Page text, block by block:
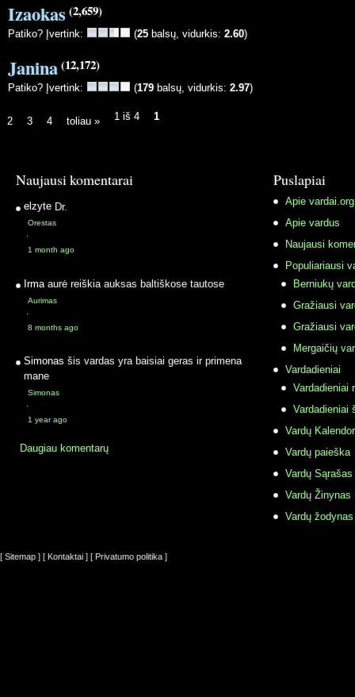
Izaokas(2,659)
Patiko? Įvertink: (25 balsų, vidurkis: 2.60)
Janina(12,172)
Patiko? Įvertink: (179 balsų, vidurkis: 2.97)
1 iš 4 1
2 3 4 toliau »
Naujausi komentarai
elzyte Dr.
Orestas
·
1 month ago
Irma aurė reiškia auksas baltiškose tautose
Aurimas
·
8 months ago
Simonas šis vardas yra baisiai geras ir primena
mane
Simonas
·
1 year ago
Daugiau komentarų
Puslapiai
Apie vardai.org
Apie vardus
Naujausi
Populiariausi
Berniukų
Gražiausi
Gražiausi
Mergaičių
Vardadieniai
Vardadieniai
Vardadieniai
Vardų
Vardų paieška
Vardų Sąrašas
Vardų Žinynas
Vardų
[ Sitemap ] [ Kontaktai ] [ Privatumo politika ]